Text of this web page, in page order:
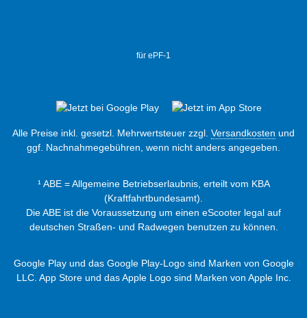
für ePF-1
Alle Preise inkl. gesetzl. Mehrwertsteuer zzgl. Versandkosten und
ggf. Nachnahmegebühren, wenn nicht anders angegeben.
¹ ABE = Allgemeine Betriebserlaubnis, erteilt vom KBA
(Kraftfahrtbundesamt).
Die ABE ist die Voraussetzung um einen eScooter legal auf
deutschen Straßen- und Radwegen benutzen zu können.
Google Play und das Google Play-Logo sind Marken von Google
LLC. App Store und das Apple Logo sind Marken von Apple Inc.